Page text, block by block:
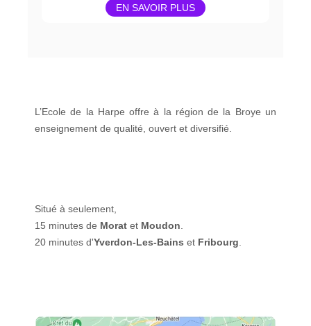
EN SAVOIR PLUS
L’Ecole de la Harpe offre à la région de la Broye un
enseignement de qualité, ouvert et diversifié.
Situé à seulement,
15 minutes de Morat et Moudon
20 minutes d'Yverdon-Les-Bains et Fribourg